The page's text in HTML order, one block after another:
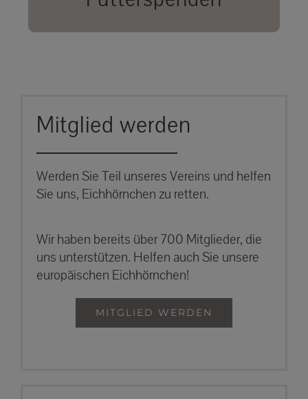
unsere Eichhörnchen.
Mitglied werden
Werden Sie Teil unseres Vereins und helfen
Sie uns, Eichhörnchen zu retten.
Wir haben bereits über 700 Mitglieder, die
uns unterstützen. Helfen auch Sie unsere
europäischen Eichhörnchen!
MITGLIED WERDEN